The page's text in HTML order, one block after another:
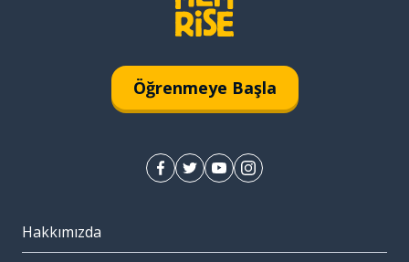
Öğrenmeye Başla
Hakkımızda